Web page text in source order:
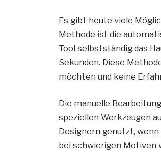
Es gibt heute viele
Methode ist die
Tool selbstständig das
Sekunden. Diese
möchten und keine
Die manuelle
speziellen Werkzeugen
Designern genutzt,
bei schwierigen Motiven